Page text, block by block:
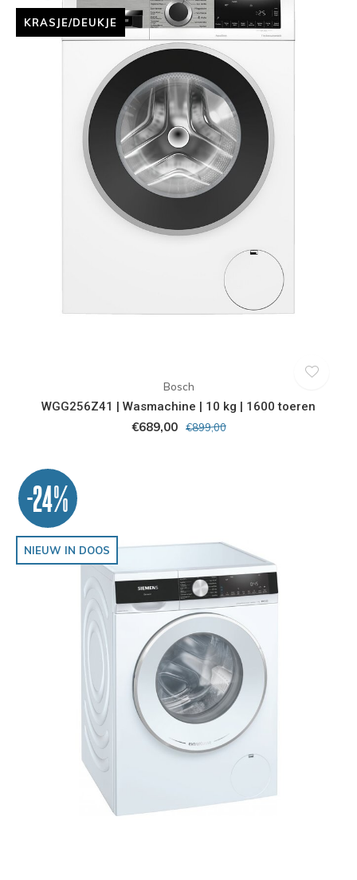
KRASJE/DEUKJE
Bosch
WGG256Z41 | Wasmachine | 10 kg | 1600 toeren
€689,00 €899,00
-24%
NIEUW IN DOOS